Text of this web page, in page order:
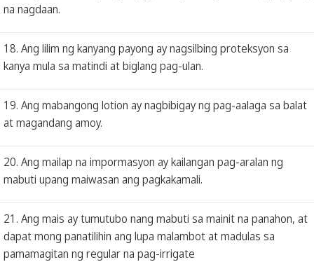
na nagdaan.
18. Ang lilim ng kanyang payong ay nagsilbing proteksyon sa
kanya mula sa matindi at biglang pag-ulan.
19. Ang mabangong lotion ay nagbibigay ng pag-aalaga sa balat
at magandang amoy.
20. Ang mailap na impormasyon ay kailangan pag-aralan ng
mabuti upang maiwasan ang pagkakamali.
21. Ang mais ay tumutubo nang mabuti sa mainit na panahon, at
dapat mong panatilihin ang lupa malambot at madulas sa
pamamagitan ng regular na pag-irrigate